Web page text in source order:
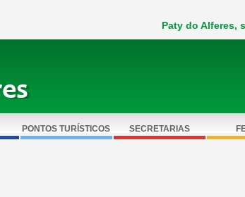
Paty do Alferes,
PONTOS TURÍSTICOS SECRETARIAS